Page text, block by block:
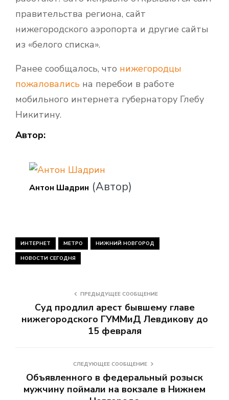
правительства региона, сайт
нижегородского аэропорта и другие сайты
из «белого списка».
Ранее сообщалось, что нижегородцы
пожаловались на перебои в работе
мобильного интернета губернатору Глебу
Никитину.
Автор:
Антон Шадрин (Автор)
ИНТЕРНЕТ МЕТРО НИЖНИЙ НОВГОРОД
НОВОСТИ СЕГОДНЯ
ПРЕДЫДУЩЕЕ СООБЩЕНИЕ
Суд продлил арест бывшему главе
нижегородского ГУММиД Левдикову до
15 февраля
СЛЕДУЮЩЕЕ СООБЩЕНИЕ
Объявленного в федеральный розыск
мужчину поймали на вокзале в Нижнем